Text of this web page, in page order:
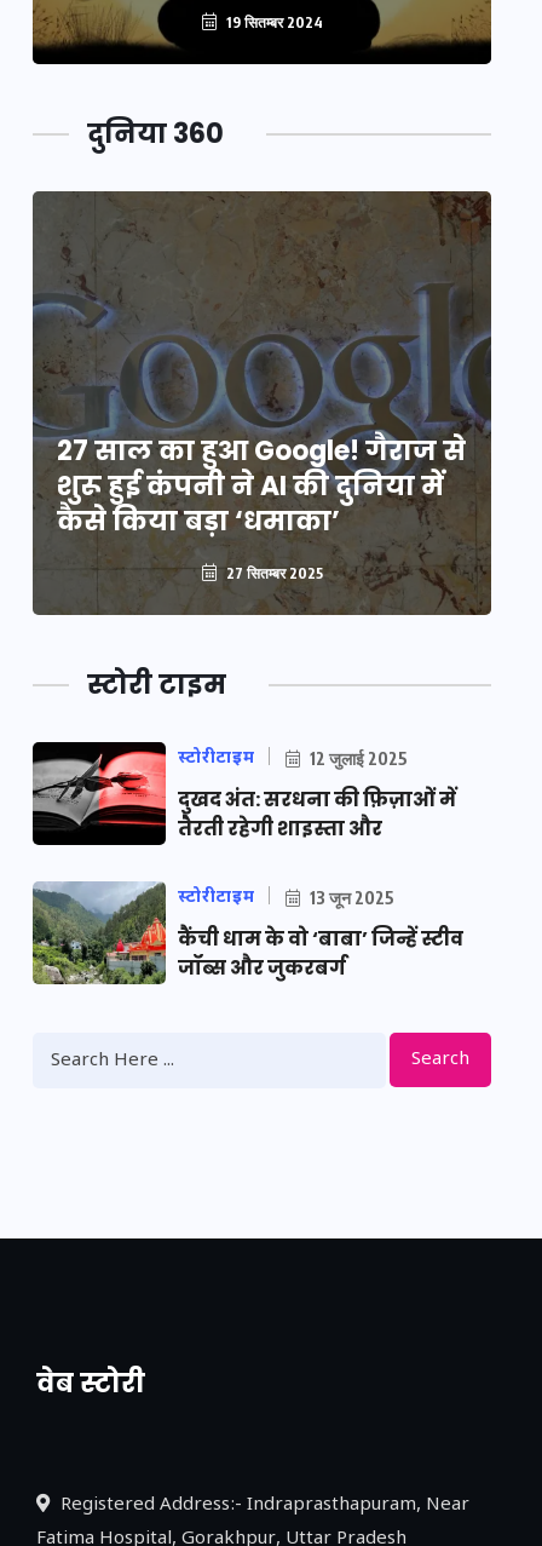
19 सितम्बर 2024
दुनिया 360
27 साल का हुआ Google! गैराज से
शुरू हुई कंपनी ने AI की दुनिया में
कैसे किया बड़ा ‘धमाका’
27 सितम्बर 2025
स्टोरी टाइम
स्टोरीटाइम 12 जुलाई 2025
दुखद अंत: सरधना की फ़िज़ाओं में
तैरती रहेगी शाइस्ता और
स्टोरीटाइम 13 जून 2025
कैंची धाम के वो ‘बाबा’ जिन्हें स्टीव
जॉब्स और जुकरबर्ग
Search
वेब स्टोरी
नया एक्सप्रेसवे: पूर्वांचल का लक, डेवलपमेंट का
Registered Address:- Indraprasthapuram, Near
Fatima Hospital, Gorakhpur, Uttar Pradesh